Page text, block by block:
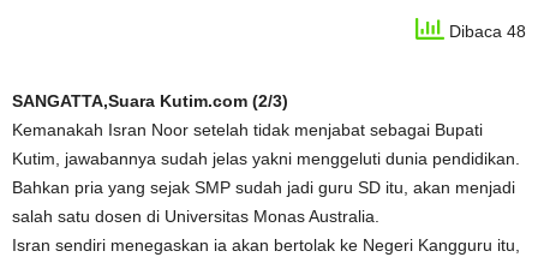
Dibaca 48
SANGATTA,Suara Kutim.com (2/3)
Kemanakah Isran Noor setelah tidak menjabat sebagai Bupati
Kutim, jawabannya sudah jelas yakni menggeluti dunia pendidikan.
Bahkan pria yang sejak SMP sudah jadi guru SD itu, akan menjadi
salah satu dosen di Universitas Monas Australia.
Isran sendiri menegaskan ia akan bertolak ke Negeri Kangguru itu,